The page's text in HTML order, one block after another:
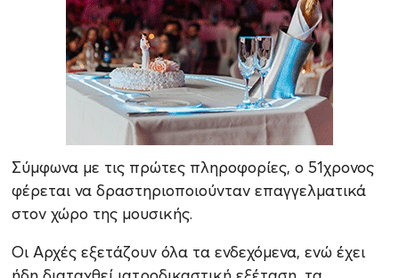
Σύμφωνα με τις πρώτες πληροφορίες, ο 51χρονος
φέρεται να δραστηριοποιούνταν επαγγελματικά
στον χώρο της μουσικής.
Οι Αρχές εξετάζουν όλα τα ενδεχόμενα, ενώ έχει